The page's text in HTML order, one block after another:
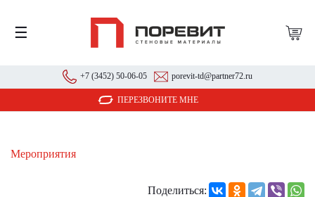
☰
+7 (3452) 50-06-05 porevit-td@partner72.ru
ПЕРЕЗВОНИТЕ МНЕ
Мероприятия
Поделиться: